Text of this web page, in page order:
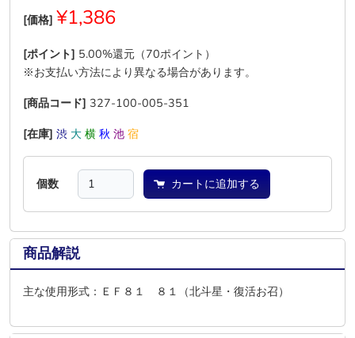
[価格] ¥1,386
[ポイント] 5.00%還元（70ポイント）
※お支払い方法により異なる場合があります。
[商品コード] 327-100-005-351
[在庫] 渋 大 横 秋 池 宿
個数 カートに追加する
商品解説
主な使用形式：ＥＦ８１ ８１（北斗星・復活お召）